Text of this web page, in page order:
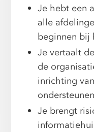
Je hebt een
alle
beginnen bij
Je vertaalt
de
inrichting
Je brengt